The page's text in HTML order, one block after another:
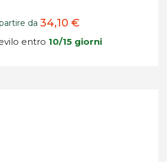
da 34,10 €
entro 10/15 giorni